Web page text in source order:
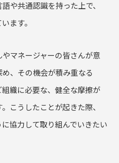
や共通認識を持った上で、
ます。
マネージャーの皆さんが意
、その機会が積み重なる
織に必要な、健全な摩擦が
こうしたことが起きた際、
協力して取り組んでいきたい